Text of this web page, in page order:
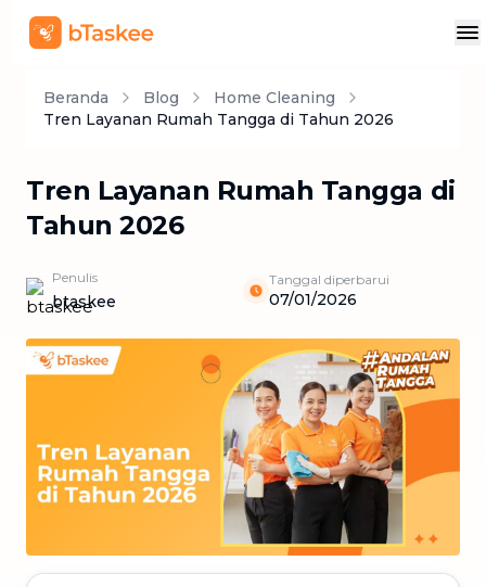
Beranda Blog
Home Cleaning
Tren Layanan Rumah Tangga di Tahun 2026
Tren Layanan Rumah Tangga di
Tahun 2026
Penulis
btaskee
Tanggal diperbarui
07/01/2026